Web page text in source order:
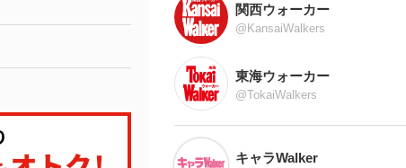
関西ウォーカー
@KansaiWalkers
東海ウォーカー
@TokaiWalkers
キャラWalker